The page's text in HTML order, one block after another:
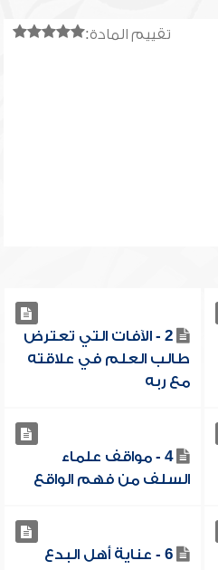
تقييم المادة:
2 - الآفات التي تعترض
طالب العلم في علاقته
مع ربه
4 - مواقف علماء
السلف من فهم الواقع
6 - عناية أهل البدع